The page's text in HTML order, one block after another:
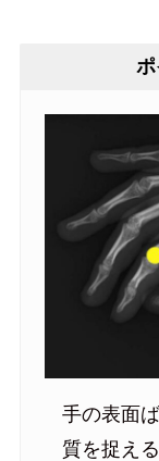
手の表面
質を捉え